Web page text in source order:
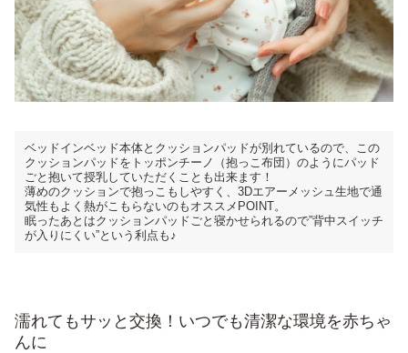
ベッドインベッド本体とクッションパッドが別れているので、この
クッションパッドをトッポンチーノ（抱っこ布団）のようにパッド
ごと抱いて授乳していただくことも出来ます！
薄めのクッションで抱っこもしやすく、3Dエアーメッシュ生地で通
気性もよく熱がこもらないのもオススメPOINT。
眠ったあとはクッションパッドごと寝かせられるので”背中スイッチ
が入りにくい”という利点も♪
濡れてもサッと交換！いつでも清潔な環境を赤ちゃ
んに